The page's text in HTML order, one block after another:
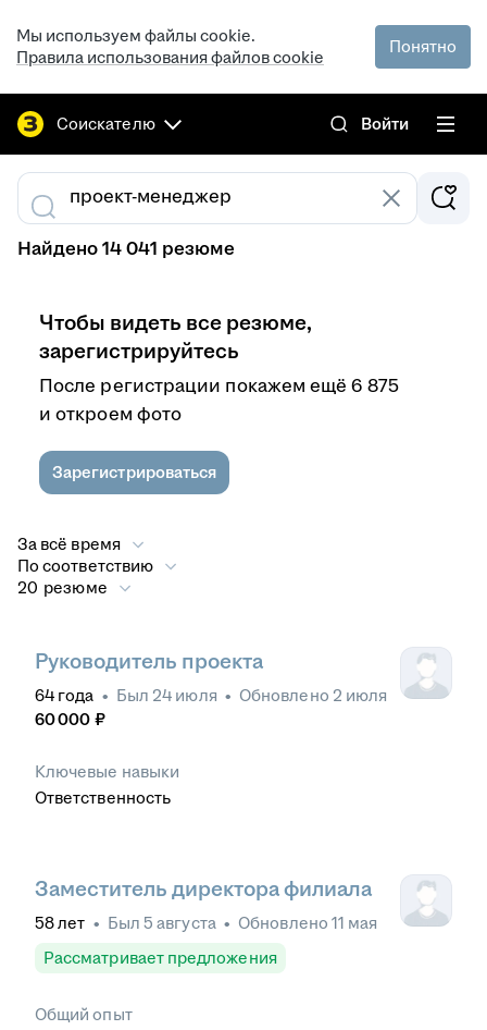
Мы используем файлы cookie.
Правила использования файлов cookie
Понятно
Соискателю Войти
Найдено 14 041 резюме
Чтобы видеть все резюме,
зарегистрируйтесь
После регистрации покажем ещё 6 875
и откроем фото
Зарегистрироваться
За всё время
По соответствию
20 резюме
Руководитель проекта
64 года • Был 24 июля • Обновлено 2 июля
60 000 ₽
Ключевые навыки
Ответственность
Заместитель директора филиала
58лет • Был 5 августа • Обновлено 11 мая
Рассматривает предложения
Общий опыт